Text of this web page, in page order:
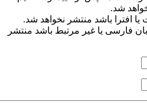
شد.
افترا باشد منتشر نخواهد شد.
فارسی یا غیر مرتبط باشد منتشر